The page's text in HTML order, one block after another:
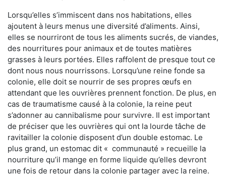
Lorsqu’elles s’immiscent dans nos habitations, elles
ajoutent à leurs menus une diversité d’aliments. Ainsi,
elles se nourriront de tous les aliments sucrés, de viandes,
des nourritures pour animaux et de toutes matières
grasses à leurs portées. Elles raffolent de presque tout ce
dont nous nous nourrissons. Lorsqu’une reine fonde sa
colonie, elle doit se nourrir de ses propres œufs en
attendant que les ouvrières prennent fonction. De plus, en
cas de traumatisme causé à la colonie, la reine peut
s’adonner au cannibalisme pour survivre. Il est important
de préciser que les ouvrières qui ont la lourde tâche de
ravitailler la colonie disposent d’un double estomac. Le
plus grand, un estomac dit « communauté » recueille la
nourriture qu’il mange en forme liquide qu’elles devront
une fois de retour dans la colonie partager avec la reine.